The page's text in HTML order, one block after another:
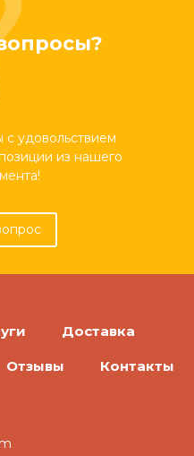
удовольствием
из нашего
Доставка
Отзывы Контакты